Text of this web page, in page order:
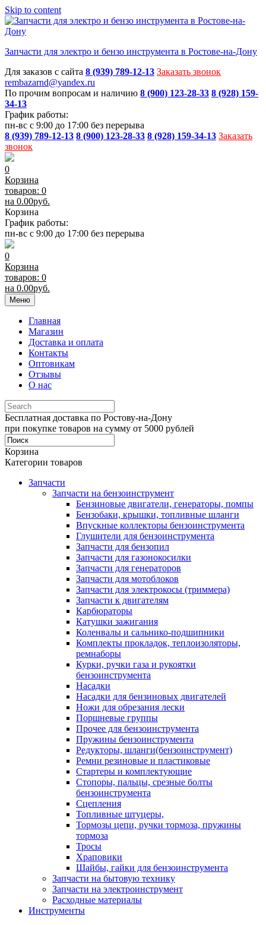
Skip to content
Запчасти для электро и бензо инструмента в Ростове-на-Дону
Для заказов с сайта 8 (939) 789-12-13 Заказать звонок
rembazarnd@yandex.ru
По прочим вопросам и наличию 8 (900) 123-28-33 8 (928) 159-
34-13
График работы:
пн-вс с 9:00 до 17:00 без перерыва
8 (939) 789-12-13 8 (900) 123-28-33 8 (928) 159-34-13 Заказать
звонок
0
Корзина
товаров: 0
на 0.00руб.
Корзина
График работы:
пн-вс с 9:00 до 17:00 без перерыва
0
Корзина
товаров: 0
на 0.00руб.
Меню
Главная
Магазин
Доставка и оплата
Контакты
Оптовикам
Отзывы
О нас
Бесплатная доставка по Ростову-на-Дону
при покупке товаров на сумму от 5000 рублей
Корзина
Категории товаров
Запчасти
Запчасти на бензоинструмент
Бензиновые двигатели, генераторы, помпы
Бензобаки, крышки, топливные шланги
Впускные коллекторы бензоинструмента
Глушители для бензоинструмента
Запчасти для бензопил
Запчасти для газонокосилки
Запчасти для генераторов
Запчасти для мотоблоков
Запчасти для электрокосы (триммера)
Запчасти к двигателям
Карбюраторы
Катушки зажигания
Коленвалы и сальнико-подшипники
Комплекты прокладок, теплоизоляторы,
ремнаборы
Курки, ручки газа и рукоятки
бензоинструмента
Насадки
Насадки для бензиновых двигателей
Ножи для обрезания лески
Поршневые группы
Прочее для бензоинструмента
Пружины бензоинструмента
Редукторы, шланги(бензоинструмент)
Ремни резиновые и пластиковые
Стартеры и комплектующие
Стопоры, пальцы, срезные болты
бензоинструмента
Сцепления
Топливные штуцеры,
Тормозы цепи, ручки тормоза, пружины
тормоза
Тросы
Храповики
Шайбы, гайки для бензоинструмента
Запчасти на бытовую технику
Запчасти на электроинструмент
Расходные материалы
Инструменты